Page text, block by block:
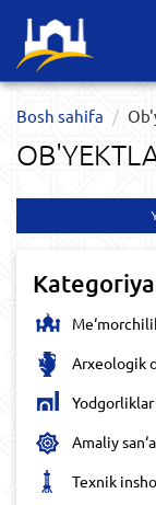
Bosh sahifa
Kategoriya
Arxeologik
Yodgorliklar
Amaliy
Texnik